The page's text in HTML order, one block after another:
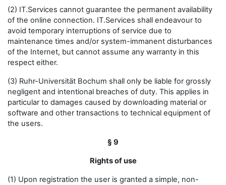
(2) IT.Services cannot guarantee the permanent availability
of the online connection. IT.Services shall endeavour to
avoid temporary interruptions of service due to
maintenance times and/or system-immanent disturbances
of the Internet, but cannot assume any warranty in this
respect either.
(3) Ruhr-Universität Bochum shall only be liable for grossly
negligent and intentional breaches of duty. This applies in
particular to damages caused by downloading material or
software and other transactions to technical equipment of
the users.
§ 9
Rights of use
(1) Upon registration the user is granted a simple, non-